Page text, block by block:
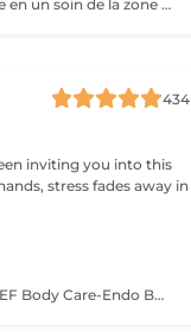
Uniquement destiné aux femmes. Consiste en un soin de la zone intime, mousse, gommage, vapeur, extraction de comédons & poils incarnés, appareil désinfectant, masque). Si l'épilation du maillot est de moins d'une semaine alors le soin seul suffit, sinon il faudra programmé le forfait avec l'épilation incluse.
434
inviting you into this
stress fades away in
Grâce à la synergie des 4 technologies de l'EF Body Care-Endo Body Shaper, la circulation sanguine au niveau des jambes est stimulée, ce qui les rends moins lourdes. ( recommandé en cure de 12+1)